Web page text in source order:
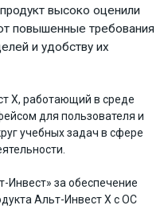
высоко оценили
повышенные требования
и удобству их
Х, работающий в среде
для пользователя и
учебных задач в сфере
Инвест» за обеспечение
Альт-Инвест Х с ОС